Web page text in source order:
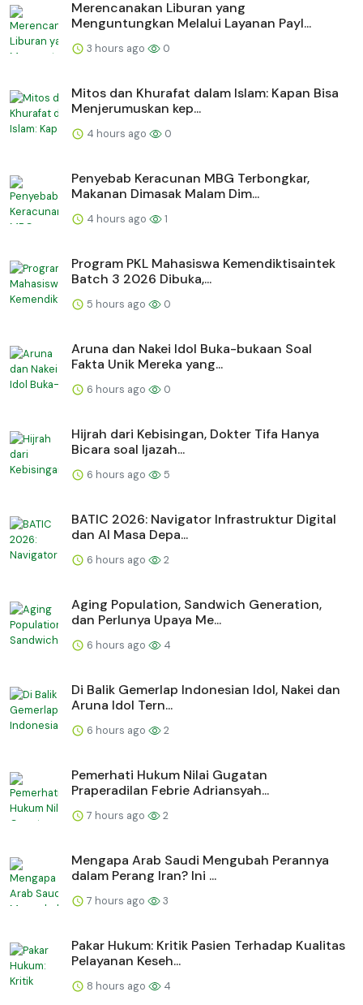
Merencanakan Liburan yang
Menguntungkan Melalui Layanan Payl...
3 hours ago 0
Mitos dan Khurafat dalam Islam: Kapan Bisa
Menjerumuskan kep...
4 hours ago 0
Penyebab Keracunan MBG Terbongkar,
Makanan Dimasak Malam Dim...
4 hours ago 1
Program PKL Mahasiswa Kemendiktisaintek
Batch 3 2026 Dibuka,...
5 hours ago 0
Aruna dan Nakei Idol Buka-bukaan Soal
Fakta Unik Mereka yang...
6 hours ago 0
Hijrah dari Kebisingan, Dokter Tifa Hanya
Bicara soal Ijazah...
6 hours ago 5
BATIC 2026: Navigator Infrastruktur Digital
dan AI Masa Depa...
6 hours ago 2
Aging Population, Sandwich Generation,
dan Perlunya Upaya Me...
6 hours ago 4
Di Balik Gemerlap Indonesian Idol, Nakei dan
Aruna Idol Tern...
6 hours ago 2
Pemerhati Hukum Nilai Gugatan
Praperadilan Febrie Adriansyah...
7 hours ago 2
Mengapa Arab Saudi Mengubah Perannya
dalam Perang Iran? Ini ...
7 hours ago 3
Pakar Hukum: Kritik Pasien Terhadap Kualitas
Pelayanan Keseh...
8 hours ago 4